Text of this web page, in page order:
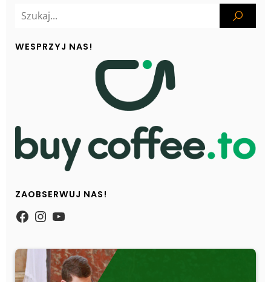
WESPRZYJ NAS!
ZAOBSERWUJ NAS!
https://www.facebook.com/
Instagram
YouTube